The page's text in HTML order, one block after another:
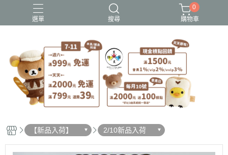
選單 搜尋
史努比歐拉夫 吉伊卡哇 憂傷馬戲團
拉拉熊
迪士尼-玩具總動員
0
購物車
【新品入荷】 2/10新品入荷